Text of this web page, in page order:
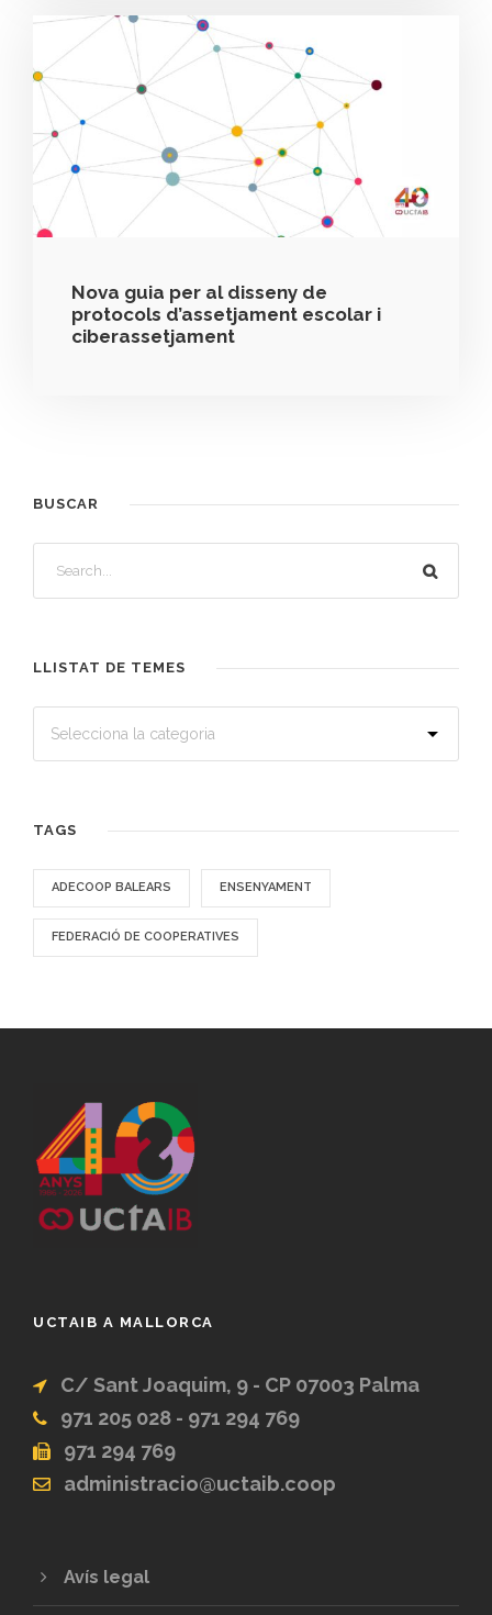
Nova guia per al disseny de
protocols d’assetjament escolar i
ciberassetjament
BUSCAR
LLISTAT DE TEMES
TAGS
ADECOOP BALEARS ENSENYAMENT
FEDERACIÓ DE COOPERATIVES
UCTAIB A MALLORCA
C/ Sant Joaquim, 9 - CP 07003 Palma
971 205 028 - 971 294 769
971 294 769
administracio@uctaib.coop
Avís legal